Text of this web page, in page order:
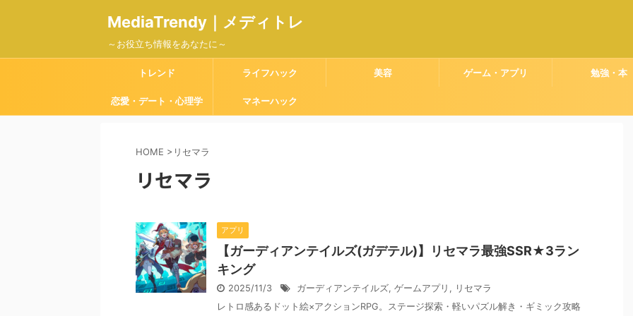
MediaTrendy｜メディトレ
～お役立ち情報をあなたに～
トレンド ライフハック 美容 ゲーム・アプリ 勉強・本
恋愛・デート・心理学 マネーハック
HOME > リセマラ
リセマラ
アプリ
【ガーディアンテイルズ(ガデテル)】リセマラ最強SSR★3ラン
キング
2025/11/3 ガーディアンテイルズ, ゲームアプリ , リセマラ
レトロ感あるドット絵×アクションRPG。ステージ探索・軽いパズル解き・ギミック攻略